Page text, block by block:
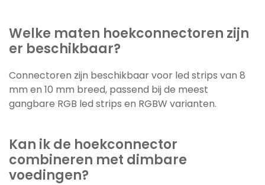
Welke maten hoekconnectoren zijn
er beschikbaar?
Connectoren zijn beschikbaar voor led strips van 8
mm en 10 mm breed, passend bij de meest
gangbare RGB led strips en RGBW varianten.
Kan ik de hoekconnector
combineren met dimbare
voedingen?